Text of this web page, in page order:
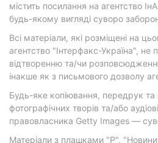
містить посилання на агентство
будь-якому вигляді суворо
Всі матеріали, які розміщені на
агентство "Інтерфакс-Україна", не
відтворенню та/чи
інакше як з письмового дозволу
Будь-яке копіювання, передрук та
фотографічних творів та/або
правовласника Getty Images —
Матеріали з плашками "Р",